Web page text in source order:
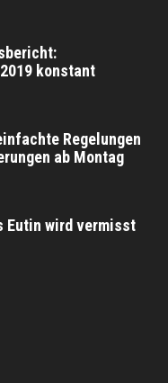
konstant
Regelungen
ab Montag
Eutin wird vermisst